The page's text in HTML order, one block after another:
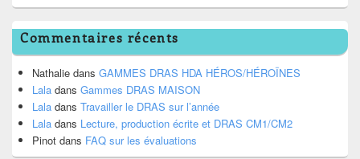
Commentaires récents
Nathalie dans GAMMES DRAS HDA HÉROS/HÉROÏNES
Lala dans Gammes DRAS MAISON
Lala dans Travailler le DRAS sur l’année
Lala dans Lecture, production écrite et DRAS CM1/CM2
Pinot dans FAQ sur les évaluations